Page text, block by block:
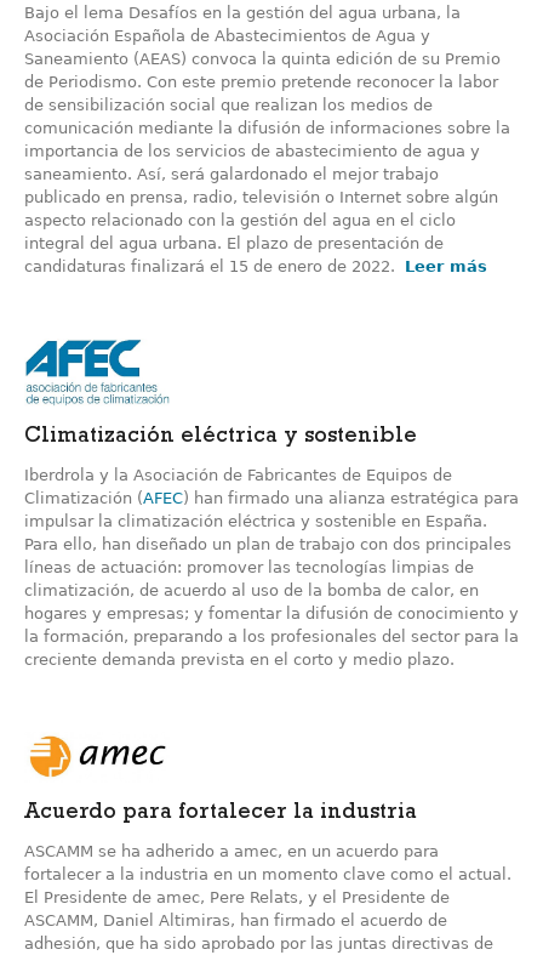
Bajo el lema Desafíos en la gestión del agua urbana, la
Asociación Española de Abastecimientos de Agua y
Saneamiento (AEAS) convoca la quinta edición de su Premio
de Periodismo. Con este premio pretende reconocer la labor
de sensibilización social que realizan los medios de
comunicación mediante la difusión de informaciones sobre la
importancia de los servicios de abastecimiento de agua y
saneamiento. Así, será galardonado el mejor trabajo
publicado en prensa, radio, televisión o Internet sobre algún
aspecto relacionado con la gestión del agua en el ciclo
integral del agua urbana. El plazo de presentación de
candidaturas finalizará el 15 de enero de 2022. Leer más
Climatización eléctrica y sostenible
Iberdrola y la Asociación de Fabricantes de Equipos de
Climatización (AFEC) han firmado una alianza estratégica para
impulsar la climatización eléctrica y sostenible en España.
Para ello, han diseñado un plan de trabajo con dos principales
líneas de actuación: promover las tecnologías limpias de
climatización, de acuerdo al uso de la bomba de calor, en
hogares y empresas; y fomentar la difusión de conocimiento y
la formación, preparando a los profesionales del sector para la
creciente demanda prevista en el corto y medio plazo.
Acuerdo para fortalecer la industria
ASCAMM se ha adherido a amec, en un acuerdo para
fortalecer a la industria en un momento clave como el actual.
El Presidente de amec, Pere Relats, y el Presidente de
ASCAMM, Daniel Altimiras, han firmado el acuerdo de
adhesión, que ha sido aprobado por las juntas directivas de